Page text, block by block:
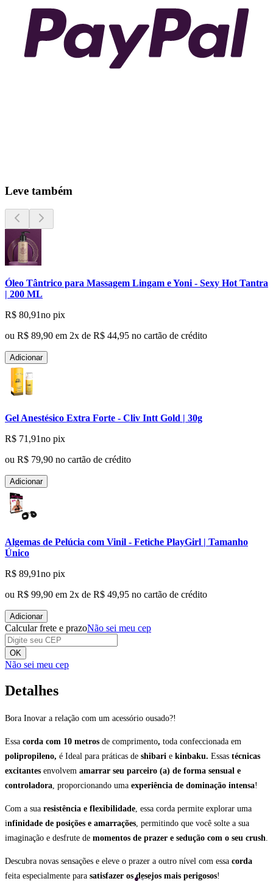
Leve também
Óleo Tântrico para Massagem Lingam e Yoni - Sexy Hot Tantra
| 200 ML
R$ 80,91no pix
ou R$ 89,90 em 2x de R$ 44,95 no cartão de crédito
Adicionar
Gel Anestésico Extra Forte - Cliv Intt Gold | 30g
R$ 71,91no pix
ou R$ 79,90 no cartão de crédito
Adicionar
Algemas de Pelúcia com Vinil - Fetiche PlayGirl | Tamanho
Único
R$ 89,91no pix
ou R$ 99,90 em 2x de R$ 49,95 no cartão de crédito
Adicionar
Calcular frete e prazoNão sei meu cep
OK
Não sei meu cep
Detalhes
Bora Inovar a relação com um acessório ousado?!
Essa corda com 10 metros de comprimento, toda confeccionada em
polipropileno, é Ideal para práticas de shibari e kinbaku. Essas técnicas
excitantes envolvem amarrar seu parceiro (a) de forma sensual e
controladora, proporcionando uma experiência de dominação intensa!
Com a sua resistência e flexibilidade, essa corda permite explorar uma
infinidade de posições e amarrações, permitindo que você solte a sua
imaginação e desfrute de momentos de prazer e sedução com o seu crush.
Descubra novas sensações e eleve o prazer a outro nível com essa corda
feita especialmente para satisfazer os desejos mais perigosos!